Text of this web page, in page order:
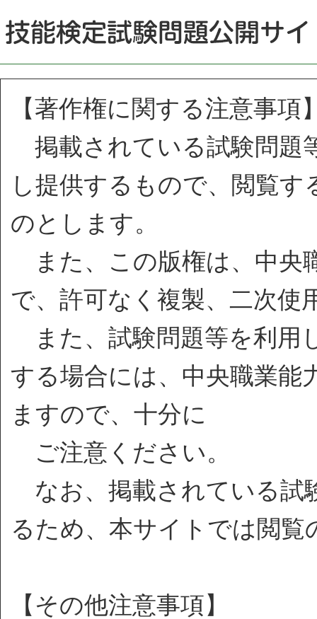
【著作権に関する注意事項
掲載されている試験問題
し提供するもので、閲覧
のとします。
また、この版権は、中央
で、許可なく複製、二次使
また、試験問題等を利用
する場合には、中央職業能
ますので、十分に
ご注意ください。
なお、掲載されている試
るため、本サイトでは閲
【その他注意事項】